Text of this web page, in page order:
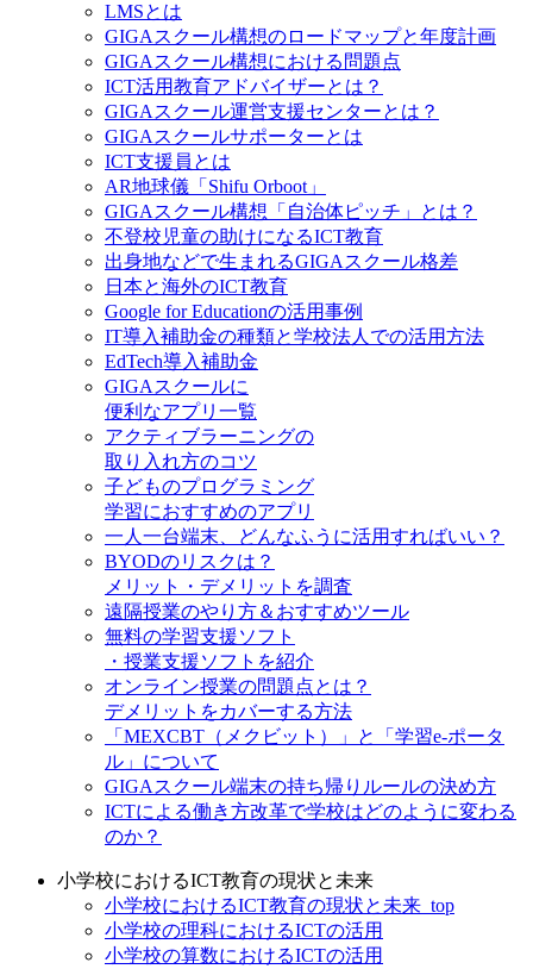
LMSとは
GIGAスクール構想のロードマップと年度計画
GIGAスクール構想における問題点
ICT活用教育アドバイザーとは？
GIGAスクール運営支援センターとは？
GIGAスクールサポーターとは
ICT支援員とは
AR地球儀「Shifu Orboot」
GIGAスクール構想「自治体ピッチ」とは？
不登校児童の助けになるICT教育
出身地などで生まれるGIGAスクール格差
日本と海外のICT教育
Google for Educationの活用事例
IT導入補助金の種類と学校法人での活用方法
EdTech導入補助金
GIGAスクールに
便利なアプリ一覧
アクティブラーニングの
取り入れ方のコツ
子どものプログラミング
学習におすすめのアプリ
一人一台端末、どんなふうに活用すればいい？
BYODのリスクは？
メリット・デメリットを調査
遠隔授業のやり方＆おすすめツール
無料の学習支援ソフト
・授業支援ソフトを紹介
オンライン授業の問題点とは？
デメリットをカバーする方法
「MEXCBT（メクビット）」と「学習e-ポータ
ル」について
GIGAスクール端末の持ち帰りルールの決め方
ICTによる働き方改革で学校はどのように変わる
のか？
小学校におけるICT教育の現状と未来
小学校におけるICT教育の現状と未来_top
小学校の理科におけるICTの活用
小学校の算数におけるICTの活用